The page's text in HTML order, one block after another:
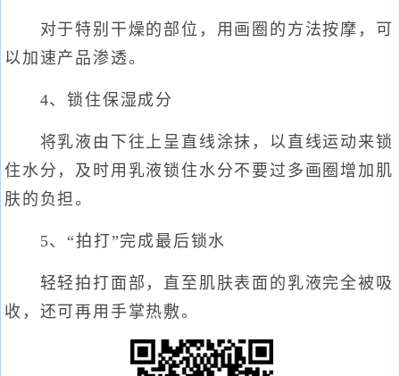
对于特别干燥的部位，用画圈的方法按摩，可
以加速产品渗透。
4、锁住保湿成分
将乳液由下往上呈直线涂抹，以直线运动来锁
住水分，及时用乳液锁住水分不要过多画圈增加肌
肤的负担。
5、“拍打”完成最后锁水
轻轻拍打面部，直至肌肤表面的乳液完全被吸
收，还可再用手掌热敷。